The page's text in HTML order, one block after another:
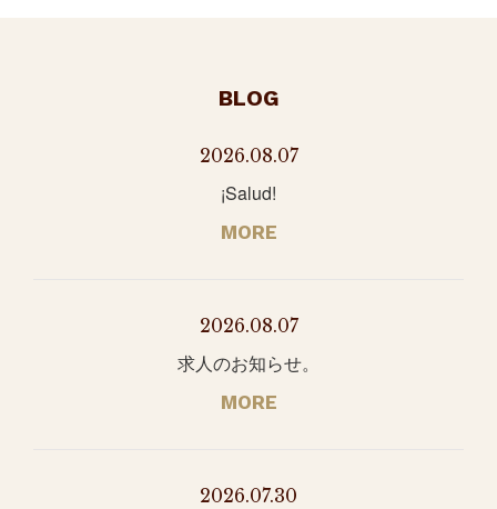
BLOG
2026.08.07
¡Salud!
MORE
2026.08.07
求人のお知らせ。
MORE
2026.07.30